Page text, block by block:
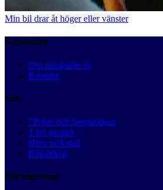
Min bil drar åt höger eller vänster
Autobutler
Om autobutler.se
Kontakt
Info
*Priser och besparingar
3 års garanti
Hitta verkstad
Bilmärken
Bilrådgivning